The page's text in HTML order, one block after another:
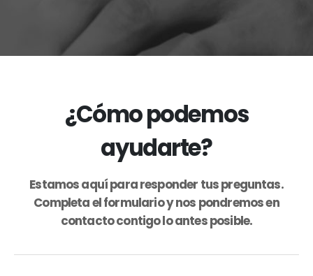
¿Cómo podemos
ayudarte?
Estamos aquí para responder tus preguntas.
Completa el formulario y nos pondremos en
contacto contigo lo antes posible.